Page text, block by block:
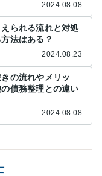
2024.08.08
られる流れと対処
法はある？
2024.08.23
の流れやメリッ
債務整理との違い
2024.08.08